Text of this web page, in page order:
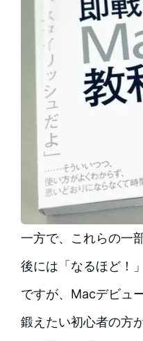
一方で、これらの一
後には「なるほど！
ですが、Macデビュ
鍛えたい初心者の方